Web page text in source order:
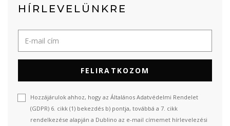
HÍRLEVELÜNKRE
FELIRATKOZOM
Hozzájárulok ahhoz, hogy az Általános Adatvédelmi Rendelet
(GDPR) 6. cikk (1) bekezdés b) pontja, továbbá a 7. cikk
rendelkezése alapján a Dublino az e-mail címemet hírlevelezési